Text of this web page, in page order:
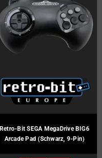
Retro-Bit SEGA MegaDrive BIG6
Arcade Pad (Schwarz, 9-Pin)